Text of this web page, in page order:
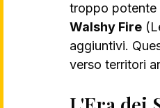
troppo potente
Walshy Fire
aggiuntivi.
verso territori